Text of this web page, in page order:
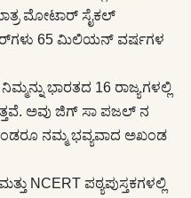
ಮೋಟಾರ್ ಸೈಕಲ್
65 ಮಿಲಿಯನ್ ವರ್ಷಗಳ
ಭಾರತದ 16 ರಾಜ್ಯಗಳಲ್ಲಿ
ಅವು ಜಿಗ್ ಸಾ ಪಜಲ್ ನ
ನಮ್ಮ ಭವ್ಯವಾದ ಅಖಂಡ
NCERT ಪಠ್ಯಪುಸ್ತಕಗಳಲ್ಲಿ